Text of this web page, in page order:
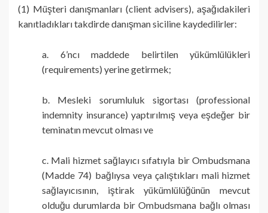
(1) Müşteri danışmanları (client advisers), aşağıdakileri
kanıtladıkları takdirde danışman siciline kaydedilirler:
a. 6’ncı maddede belirtilen yükümlülükleri
(requirements) yerine getirmek;
b. Mesleki sorumluluk sigortası (professional
indemnity insurance) yaptırılmış veya eşdeğer bir
teminatın mevcut olması ve
c. Mali hizmet sağlayıcı sıfatıyla bir Ombudsmana
(Madde 74) bağlıysa veya çalıştıkları mali hizmet
sağlayıcısının, iştirak yükümlülüğünün mevcut
olduğu durumlarda bir Ombudsmana bağlı olması